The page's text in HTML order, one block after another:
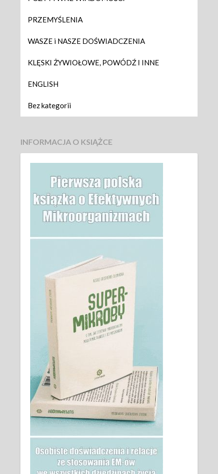
PRZEMYŚLENIA
WASZE i NASZE DOŚWIADCZENIA
KLĘSKI ŻYWIOŁOWE, POWÓDŹ I INNE
ENGLISH
Bez kategorii
INFORMACJA O KSIĄŻCE